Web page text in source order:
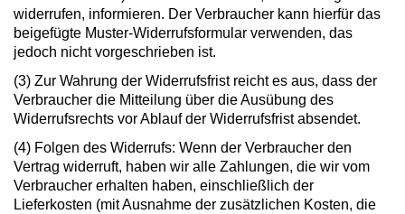
widerrufen, informieren. Der Verbraucher kann hierfür das
beigefügte Muster-Widerrufsformular verwenden, das
jedoch nicht vorgeschrieben ist.
(3) Zur Wahrung der Widerrufsfrist reicht es aus, dass der
Verbraucher die Mitteilung über die Ausübung des
Widerrufsrechts vor Ablauf der Widerrufsfrist absendet.
(4) Folgen des Widerrufs: Wenn der Verbraucher den
Vertrag widerruft, haben wir alle Zahlungen, die wir vom
Verbraucher erhalten haben, einschließlich der
Lieferkosten (mit Ausnahme der zusätzlichen Kosten, die